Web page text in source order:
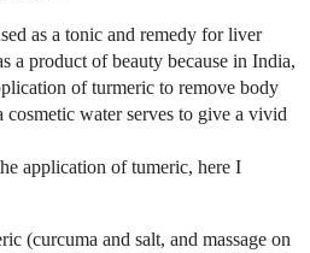
as a tonic and remedy for liver
a product of beauty because in India,
of turmeric to remove body
water serves to give a vivid
application of tumeric, here I
(curcuma and salt, and massage on